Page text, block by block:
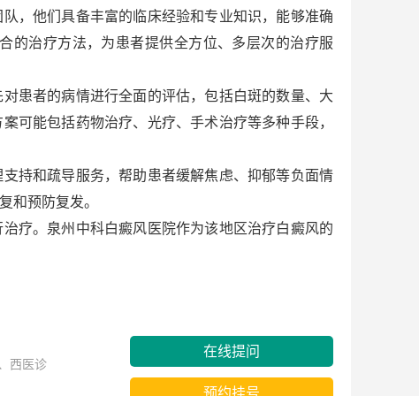
，他们具备丰富的临床经验和专业知识，能够准确
的治疗方法，为患者提供全方位、多层次的治疗服
患者的病情进行全面的评估，包括白斑的数量、大
可能包括药物治疗、光疗、手术治疗等多种手段，
持和疏导服务，帮助患者缓解焦虑、抑郁等负面情
和预防复发。
疗。泉州中科白癜风医院作为该地区治疗白癜风的
西医诊
在线提问
预约挂号